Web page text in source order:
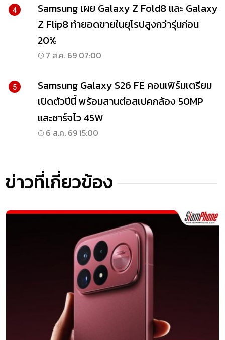
4
Samsung เผย Galaxy Z Fold8 และ Galaxy
Z Flip8 ทำยอดขายในยุโรปสูงกว่ารุ่นก่อน
20%
7 ส.ค. 69 07:00
5
Samsung Galaxy S26 FE คอนเฟิร์มเตรียม
เปิดตัวปีนี้ พร้อมสานต่อสเปคกล้อง 50MP
และชาร์จไว 45W
6 ส.ค. 69 15:00
ข่าวที่เกี่ยวข้อง